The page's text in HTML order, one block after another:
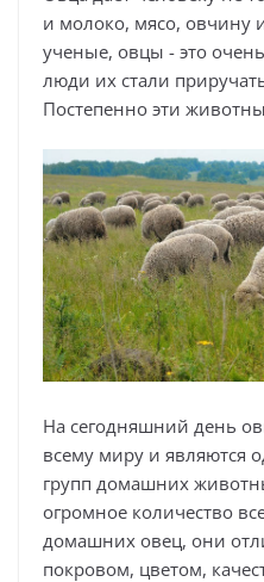
и молоко, мясо, овчину
ученые, овцы - это
люди их стали
Постепенно эти
На сегодняшний день
всему миру и являются
групп домашних
огромное количество
домашних овец, они
покровом, цветом,